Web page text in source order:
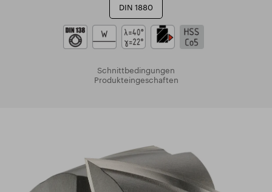
DIN 1880
Schnittbedingungen
Produkteingeschaften